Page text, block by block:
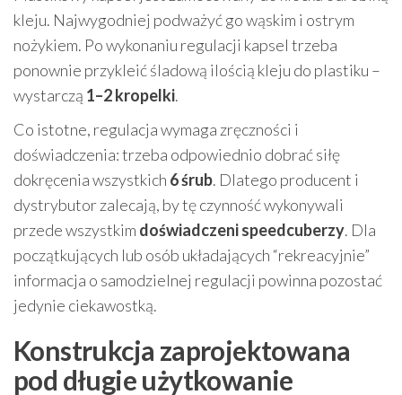
kleju. Najwygodniej podważyć go wąskim i ostrym
nożykiem. Po wykonaniu regulacji kapsel trzeba
ponownie przykleić śladową ilością kleju do plastiku –
wystarczą 1–2 kropelki.
Co istotne, regulacja wymaga zręczności i
doświadczenia: trzeba odpowiednio dobrać siłę
dokręcenia wszystkich 6 śrub. Dlatego producent i
dystrybutor zalecają, by tę czynność wykonywali
przede wszystkim doświadczeni speedcuberzy. Dla
początkujących lub osób układających “rekreacyjnie”
informacja o samodzielnej regulacji powinna pozostać
jedynie ciekawostką.
Konstrukcja zaprojektowana
pod długie użytkowanie